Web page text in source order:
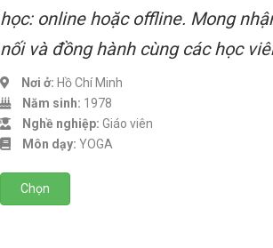
học: online hoặc offline. Mong
nối và đồng hành cùng các học
Nơi ở: Hồ Chí Minh
Năm sinh: 1978
Nghề nghiệp: Giáo viên
Môn dạy: YOGA
Chọn